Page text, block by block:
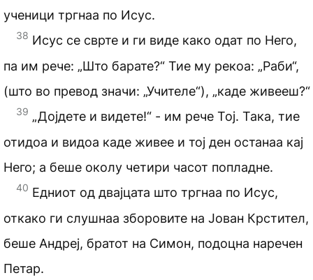
ученици тргнаа по Исус.
38 Исус се сврте и ги виде како одат по Него,
па им рече: „Што барате?“ Тие му рекоа: „Раби“,
(што во превод значи: „Учителе“), „каде живееш?“
39 „Дојдете и видете!“ - им рече Тој. Така, тие
отидоа и видоа каде живее и тој ден останаа кај
Него; а беше околу четири часот попладне.
40 Едниот од двајцата што тргнаа по Исус,
откако ги слушнаа зборовите на Јован Крстител,
беше Андреј, братот на Симон, подоцна наречен
Петар.